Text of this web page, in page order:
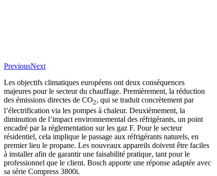
PreviousNext
Les objectifs climatiques européens ont deux conséquences
majeures pour le secteur du chauffage. Premièrement, la réduction
des émissions directes de CO2, qui se traduit concrètement par
l’électrification via les pompes à chaleur. Deuxièmement, la
diminution de l’impact environnemental des réfrigérants, un point
encadré par la réglementation sur les gaz F. Pour le secteur
résidentiel, cela implique le passage aux réfrigérants naturels, en
premier lieu le propane. Les nouveaux appareils doivent être faciles
à installer afin de garantir une faisabilité pratique, tant pour le
professionnel que le client. Bosch apporte une réponse adaptée avec
sa série Compress 3800i.